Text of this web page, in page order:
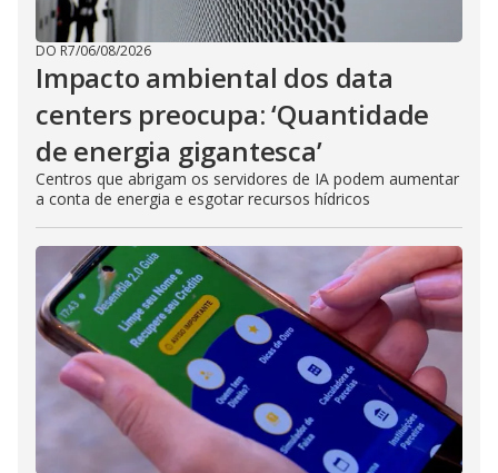
DO R7/06/08/2026
Impacto ambiental dos data
centers preocupa: ‘Quantidade
de energia gigantesca’
Centros que abrigam os servidores de IA podem aumentar
a conta de energia e esgotar recursos hídricos